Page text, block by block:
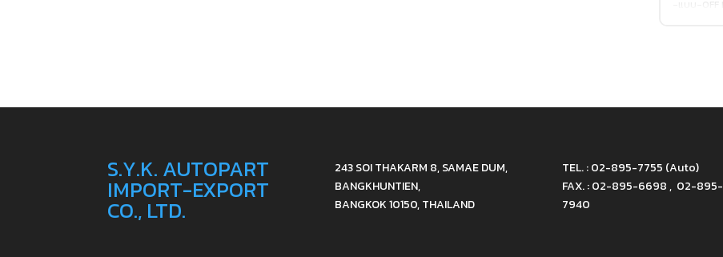
S.Y.K. AUTOPART
IMPORT-EXPORT
CO., LTD.
243 SOI THAKARM 8, SAMAE DUM,
BANGKHUNTIEN,
BANGKOK 10150, THAILAND
TEL. : 02-895-7755 (Auto)
FAX. : 02-895-6698 , 02-895-
7940